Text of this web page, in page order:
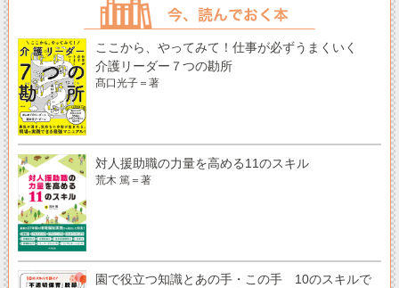
ここから、やってみて！仕事が必ずうまくいく
介護リーダー７つの勘所
髙口光子＝著
対人援助職の力量を高める11のスキル
荒木 篤＝著
園で役立つ知識とあの手・この手 10のスキルで